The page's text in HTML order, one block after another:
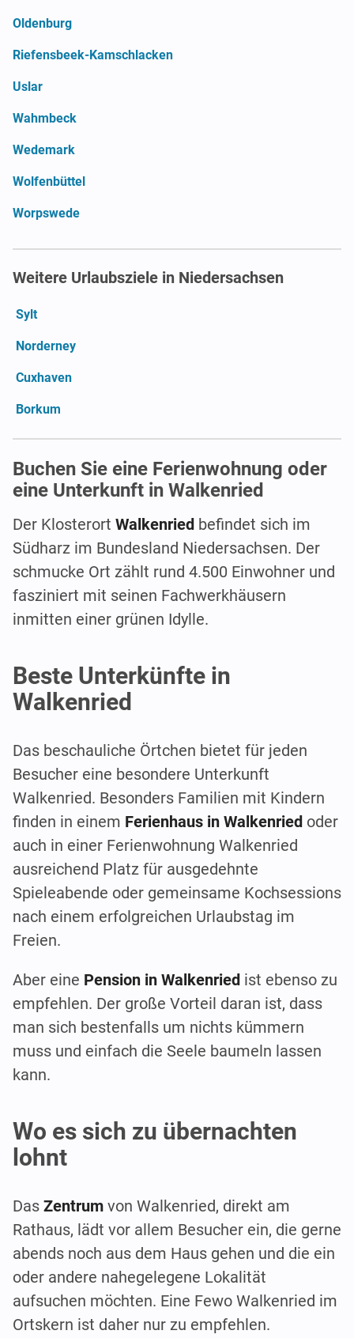
Oldenburg
Riefensbeek-Kamschlacken
Uslar
Wahmbeck
Wedemark
Wolfenbüttel
Worpswede
Weitere Urlaubsziele in Niedersachsen
Sylt
Norderney
Cuxhaven
Borkum
Buchen Sie eine Ferienwohnung oder
eine Unterkunft in Walkenried
Der Klosterort Walkenried befindet sich im
Südharz im Bundesland Niedersachsen. Der
schmucke Ort zählt rund 4.500 Einwohner und
fasziniert mit seinen Fachwerkhäusern
inmitten einer grünen Idylle.
Beste Unterkünfte in
Walkenried
Das beschauliche Örtchen bietet für jeden
Besucher eine besondere Unterkunft
Walkenried. Besonders Familien mit Kindern
finden in einem Ferienhaus in Walkenried oder
auch in einer Ferienwohnung Walkenried
ausreichend Platz für ausgedehnte
Spieleabende oder gemeinsame Kochsessions
nach einem erfolgreichen Urlaubstag im
Freien.
Aber eine Pension in Walkenried ist ebenso zu
empfehlen. Der große Vorteil daran ist, dass
man sich bestenfalls um nichts kümmern
muss und einfach die Seele baumeln lassen
kann.
Wo es sich zu übernachten
lohnt
Das Zentrum von Walkenried, direkt am
Rathaus, lädt vor allem Besucher ein, die gerne
abends noch aus dem Haus gehen und die ein
oder andere nahegelegene Lokalität
aufsuchen möchten. Eine Fewo Walkenried im
Ortskern ist daher nur zu empfehlen.